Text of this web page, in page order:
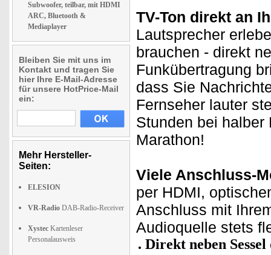
Subwoofer, teilbar, mit HDMI
ARC, Bluetooth &
Mediaplayer
Bleiben Sie mit uns im
Kontakt und tragen Sie
hier Ihre E-Mail-Adresse
für unsere HotPrice-Mail
ein:
Mehr Hersteller-
Seiten:
ELESION
VR-Radio DAB-Radio-Receiver
Xystec Kartenleser
Personalausweis
TV-Ton direkt an
Lautsprecher
brauchen - direkt
Funkübertragung
dass Sie
Fernseher lauter
Stunden bei halber
Marathon!
Viele Anschluss-
per HDMI,
Anschluss mit
Audioquelle stets
Direkt neben